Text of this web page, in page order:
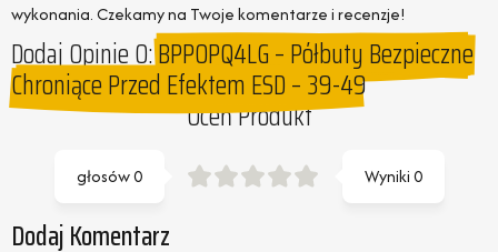
wykonania. Czekamy na Twoje komentarze i recenzje!
Dodaj Opinie O:BPPOPQ4LG – Półbuty Bezpieczne
Chroniące Przed Efektem ESD – 39-49
Oceń Produkt
Wyniki0
głosów0
Dodaj Komentarz